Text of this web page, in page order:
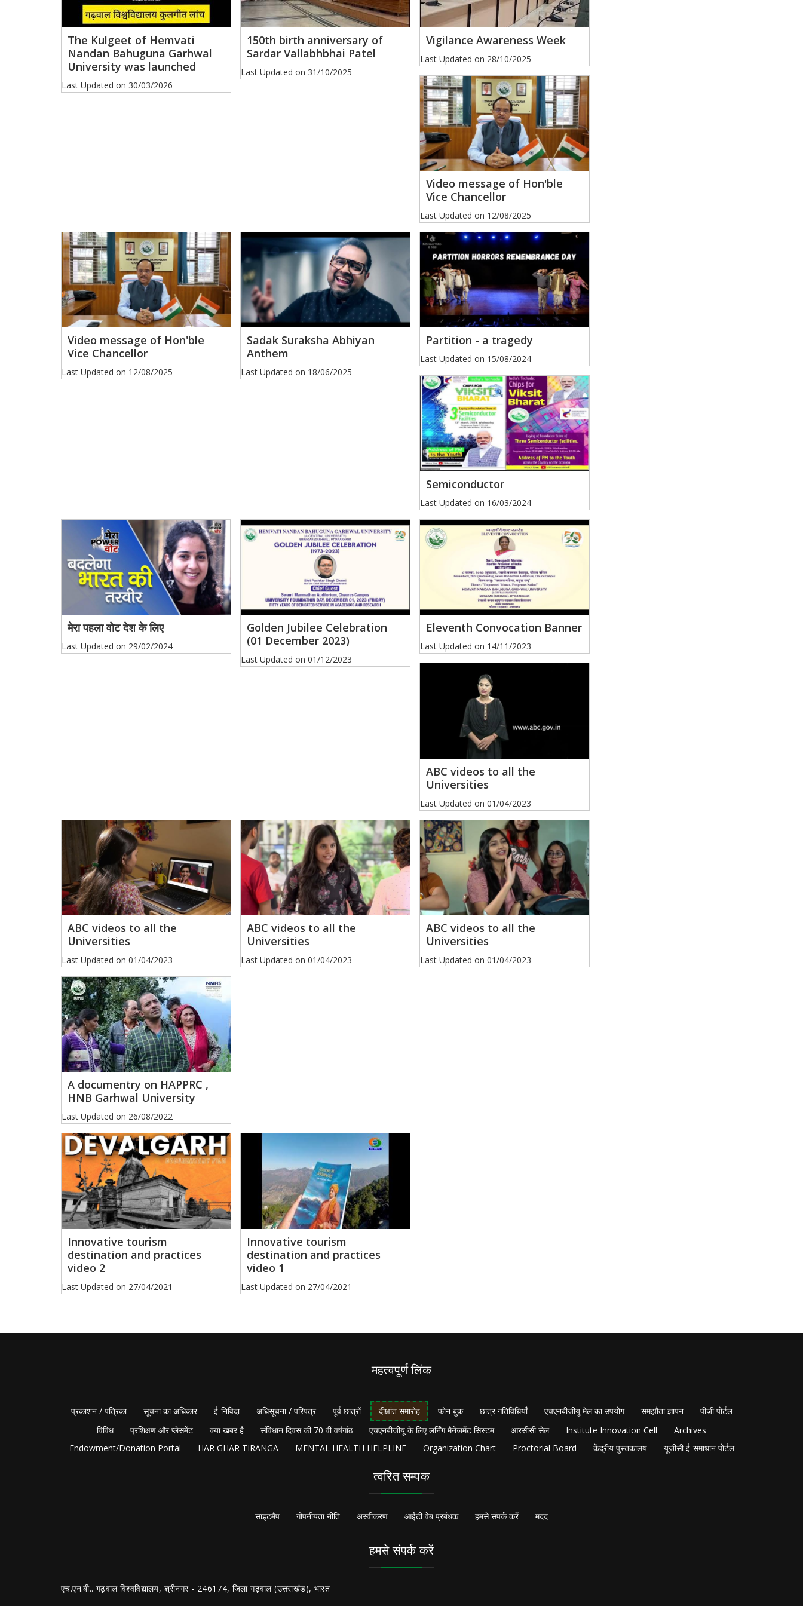
The Kulgeet of Hemvati
Nandan Bahuguna Garhwal
University was launched
Last Updated on 30/03/2026
150th birth anniversary of
Sardar Vallabhbhai Patel
Last Updated on 31/10/2025
Vigilance Awareness Week
Last Updated on 28/10/2025
Video message of Hon'ble
Vice Chancellor
Last Updated on 12/08/2025
Video message of Hon'ble
Vice Chancellor
Last Updated on 12/08/2025
Sadak Suraksha Abhiyan
Anthem
Last Updated on 18/06/2025
Partition - a tragedy
Last Updated on 15/08/2024
Semiconductor
Last Updated on 16/03/2024
मेरा पहला वोट देश के लिए
Last Updated on 29/02/2024
Golden Jubilee Celebration
(01 December 2023)
Last Updated on 01/12/2023
Eleventh Convocation Banner
Last Updated on 14/11/2023
ABC videos to all the
Universities
Last Updated on 01/04/2023
ABC videos to all the
Universities
Last Updated on 01/04/2023
ABC videos to all the
Universities
Last Updated on 01/04/2023
ABC videos to all the
Universities
Last Updated on 01/04/2023
A documentry on HAPPRC ,
HNB Garhwal University
Last Updated on 26/08/2022
Innovative tourism
destination and practices
video 2
Last Updated on 27/04/2021
Innovative tourism
destination and practices
video 1
Last Updated on 27/04/2021
महत्वपूर्ण लिंक
प्रकाशन / पत्रिका सूचना का अधिकार ई-निविदा अधिसूचना / परिपत्र पूर्व छात्रों दीक्षांत समारोह फोन बुक छात्र गतिविधियाँ एचएनबीजीयू मेल का उपयोग समझौता ज्ञापन
पीजी पोर्टल
विविध
प्रशिक्षण और प्लेसमेंट क्या खबर है संविधान दिवस की 70 वीं वर्षगांठ एचएनबीजीयू के लिए लर्निंग मैनेजमेंट सिस्टम आरसीसी सेल Institute Innovation Cell
Archives
Endowment/Donation Portal
HAR GHAR TIRANGA MENTAL HEALTH HELPLINE Organization Chart Proctorial Board केंद्रीय पुस्तकालय यूजीसी ई-समाधान पोर्टल
त्वरित सम्पक
साइटमैप गोपनीयता नीति अस्वीकरण आईटी वेब प्रबंधक हमसे संपर्क करें मदद
हमसे संपर्क करें
एच.एन.बी.. गढ़वाल विश्वविद्यालय, श्रीनगर - 246174, जिला गढ़वाल (उत्तराखंड), भारत